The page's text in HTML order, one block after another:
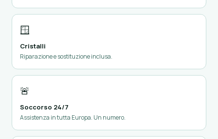
🪟
Cristalli
Riparazione e sostituzione inclusa.
🚨
Soccorso 24/7
Assistenza in tutta Europa. Un numero.